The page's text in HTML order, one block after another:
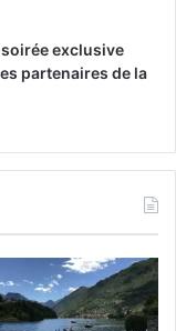
exclusive
partenaires de la